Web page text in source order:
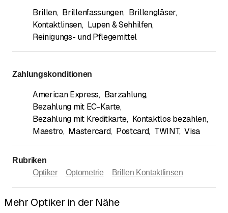
Brillen, Brillenfassungen, Brillengläser,
Kontaktlinsen, Lupen & Sehhilfen,
Reinigungs- und Pflegemittel
Zahlungskonditionen
American Express, Barzahlung,
Bezahlung mit EC-Karte,
Bezahlung mit Kreditkarte, Kontaktlos bezahlen,
Maestro, Mastercard, Postcard, TWINT, Visa
Rubriken
Optiker
Optometrie Brillen Kontaktlinsen
Mehr Optiker in der Nähe